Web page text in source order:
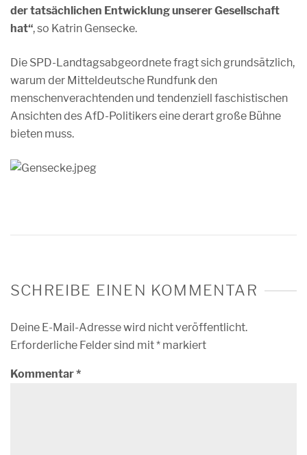
der tatsächlichen Entwicklung unserer Gesellschaft
hat“, so Katrin Gensecke.
Die SPD-Landtagsabgeordnete fragt sich grundsätzlich,
warum der Mitteldeutsche Rundfunk den
menschenverachtenden und tendenziell faschistischen
Ansichten des AfD-Politikers eine derart große Bühne
bieten muss.
SCHREIBE EINEN KOMMENTAR
Deine E-Mail-Adresse wird nicht veröffentlicht.
Erforderliche Felder sind mit* markiert
Kommentar*